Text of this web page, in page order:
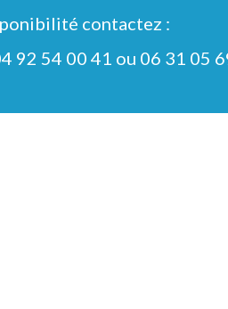
contactez :
92 54 00 41 ou 06 31 05